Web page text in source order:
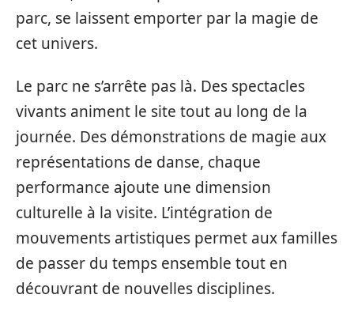
parc, se laissent emporter par la magie de
cet univers.
Le parc ne s’arrête pas là. Des spectacles
vivants animent le site tout au long de la
journée. Des démonstrations de magie aux
représentations de danse, chaque
performance ajoute une dimension
culturelle à la visite. L’intégration de
mouvements artistiques permet aux familles
de passer du temps ensemble tout en
découvrant de nouvelles disciplines.